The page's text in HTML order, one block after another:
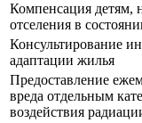
Компенсация детям,
отселения в
Консультирование
адаптации жилья
Предоставление
вреда отдельным
воздействия